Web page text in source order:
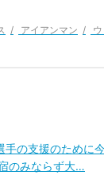
アイアンマン
手の支援のために
のみならず大…